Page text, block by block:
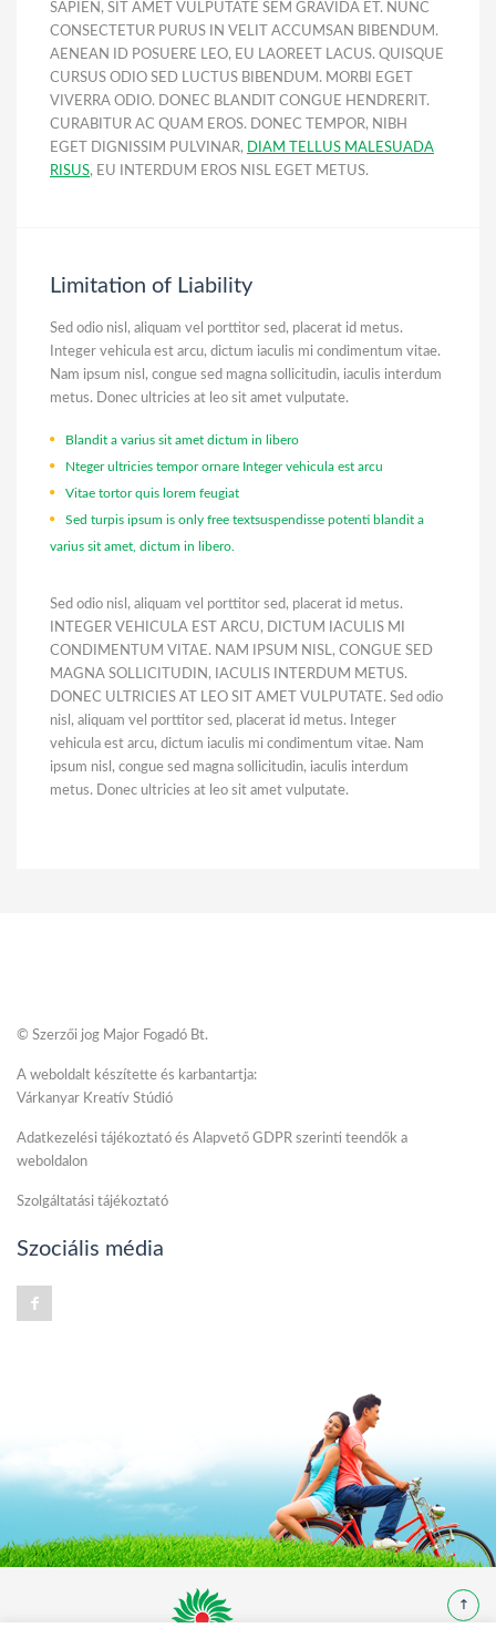
SAPIEN, SIT AMET VULPUTATE SEM GRAVIDA ET. NUNC
CONSECTETUR PURUS IN VELIT ACCUMSAN BIBENDUM.
AENEAN ID POSUERE LEO, EU LAOREET LACUS. QUISQUE
CURSUS ODIO SED LUCTUS BIBENDUM. MORBI EGET
VIVERRA ODIO. DONEC BLANDIT CONGUE HENDRERIT.
CURABITUR AC QUAM EROS. DONEC TEMPOR, NIBH
EGET DIGNISSIM PULVINAR, DIAM TELLUS MALESUADA
RISUS, EU INTERDUM EROS NISL EGET METUS.
Limitation of Liability
Sed odio nisl, aliquam vel porttitor sed, placerat id metus.
Integer vehicula est arcu, dictum iaculis mi condimentum vitae.
Nam ipsum nisl, congue sed magna sollicitudin, iaculis interdum
metus. Donec ultricies at leo sit amet vulputate.
Blandit a varius sit amet dictum in libero
Nteger ultricies tempor ornare Integer vehicula est arcu
Vitae tortor quis lorem feugiat
Sed turpis ipsum is only free textsuspendisse potenti blandit a
varius sit amet, dictum in libero.
Sed odio nisl, aliquam vel porttitor sed, placerat id metus.
INTEGER VEHICULA EST ARCU, DICTUM IACULIS MI
CONDIMENTUM VITAE. NAM IPSUM NISL, CONGUE SED
MAGNA SOLLICITUDIN, IACULIS INTERDUM METUS.
DONEC ULTRICIES AT LEO SIT AMET VULPUTATE. Sed odio
nisl, aliquam vel porttitor sed, placerat id metus. Integer
vehicula est arcu, dictum iaculis mi condimentum vitae. Nam
ipsum nisl, congue sed magna sollicitudin, iaculis interdum
metus. Donec ultricies at leo sit amet vulputate.
© Szerzői jog Major Fogadó Bt.
A weboldalt készítette és karbantartja:
Várkanyar Kreatív Stúdió
Adatkezelési tájékoztató és Alapvető GDPR szerinti teendők a
weboldalon
Szolgáltatási tájékoztató
Szociális média